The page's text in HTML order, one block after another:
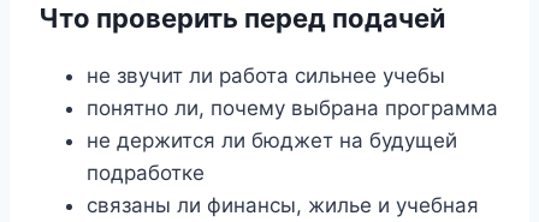
Что проверить перед подачей
не звучит ли работа сильнее учебы
понятно ли, почему выбрана программа
не держится ли бюджет на будущей
подработке
связаны ли финансы, жилье и учебная